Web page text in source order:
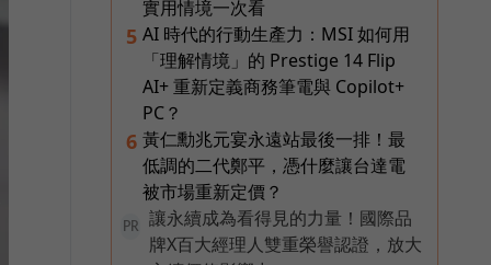
實用情境一次看
5 AI 時代的行動生產力：MSI 如何用
「理解情境」的 Prestige 14 Flip
AI+ 重新定義商務筆電與 Copilot+
PC？
6 黃仁勳兆元宴永遠站最後一排！最
低調的二代鄭平，憑什麼讓台達電
被市場重新定價？
PR
讓永續成為看得見的力量！國際品
牌X百大經理人雙重榮譽認證，放大